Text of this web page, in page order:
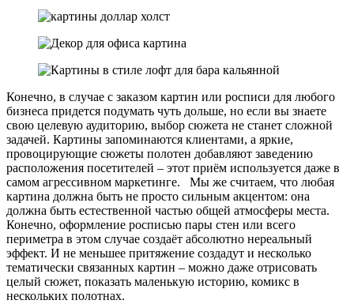
Конечно, в случае с заказом картин или росписи для любого
бизнеса придется подумать чуть дольше, но если вы знаете
свою целевую аудиторию, выбор сюжета не станет сложной
задачей. Картины запоминаются клиентами, а яркие,
провоцирующие сюжеты полотен добавляют заведению
расположения посетителей – этот приём используется даже в
самом агрессивном маркетинге. Мы же считаем, что любая
картина должна быть не просто сильным акцентом: она
должна быть естественной частью общей атмосферы места.
Конечно, оформление росписью пары стен или всего
периметра в этом случае создаёт абсолютно нереальный
эффект. И не меньшее притяжение создадут и несколько
тематически связанных картин – можно даже отрисовать
целый сюжет, показать маленькую историю, комикс в
нескольких полотнах.